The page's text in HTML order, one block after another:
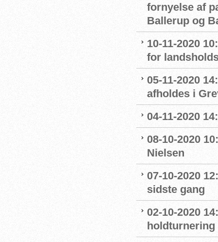
fornyelse af
Ballerup og
10-11-2020
for
05-11-2020
afholdes i
04-11-2020
08-10-2020
Nielsen
07-10-2020
sidste gang
02-10-2020
holdturnering